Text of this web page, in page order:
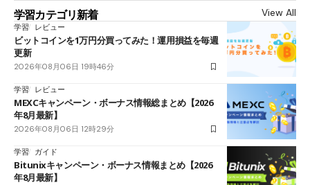
学習カテゴリ新着 View All
学習 レビュー
ビットコインを1万円分買ってみた！運用損益を毎週
更新
2026年08月06日 19時46分
学習 レビュー
MEXCキャンペーン・ボーナス情報総まとめ【2026
年8月最新】
2026年08月06日 12時29分
学習 ガイド
Bitunixキャンペーン・ボーナス情報まとめ【2026
年8月最新】